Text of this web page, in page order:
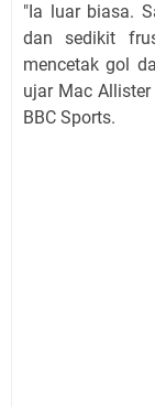
"Ia luar biasa.
dan sedikit
mencetak gol
ujar Mac
BBC Sports.